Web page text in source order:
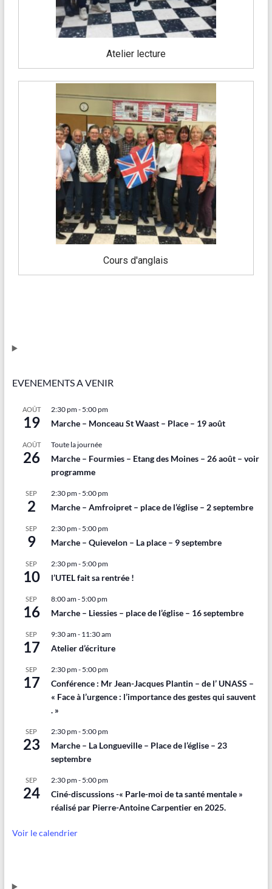
Atelier lecture
Cours d'anglais
EVENEMENTS A VENIR
AOÛT
19
2:30 pm- 5:00 pm
Marche – Monceau St Waast – Place – 19 août
AOÛT
26
Toute la journée
Marche – Fourmies – Etang des Moines – 26 août – voir
programme
SEP
2
2:30 pm- 5:00 pm
Marche – Amfroipret – place de l’église – 2 septembre
SEP
9
2:30 pm- 5:00 pm
Marche – Quievelon – La place – 9 septembre
SEP
10
2:30 pm- 5:00 pm
l’UTEL fait sa rentrée !
SEP
16
8:00 am- 5:00 pm
Marche – Liessies – place de l’église – 16 septembre
SEP
17
9:30 am- 11:30 am
Atelier d’écriture
SEP
17
2:30 pm- 5:00 pm
Conférence : Mr Jean-Jacques Plantin – de l’ UNASS –
« Face à l’urgence : l’importance des gestes qui sauvent
. »
SEP
23
2:30 pm- 5:00 pm
Marche – La Longueville – Place de l’église – 23
septembre
SEP
24
2:30 pm- 5:00 pm
Ciné-discussions -« Parle-moi de ta santé mentale »
réalisé par Pierre-Antoine Carpentier en 2025.
Voir le calendrier